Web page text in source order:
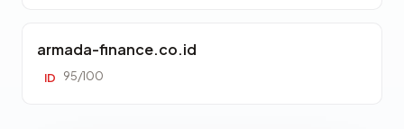
armada-finance.co.id
ID 95/100